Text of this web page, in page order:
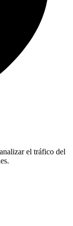
el tráfico del